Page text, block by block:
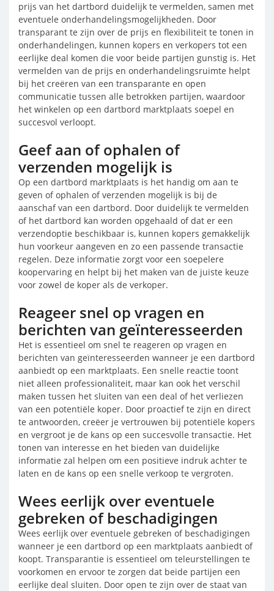
prijs van het dartbord duidelijk te vermelden, samen met
eventuele onderhandelingsmogelijkheden. Door
transparant te zijn over de prijs en flexibiliteit te tonen in
onderhandelingen, kunnen kopers en verkopers tot een
eerlijke deal komen die voor beide partijen gunstig is. Het
vermelden van de prijs en onderhandelingsruimte helpt
bij het creëren van een transparante en open
communicatie tussen alle betrokken partijen, waardoor
het winkelen op een dartbord marktplaats soepel en
succesvol verloopt.
Geef aan of ophalen of
verzenden mogelijk is
Op een dartbord marktplaats is het handig om aan te
geven of ophalen of verzenden mogelijk is bij de
aanschaf van een dartbord. Door duidelijk te vermelden
of het dartbord kan worden opgehaald of dat er een
verzendoptie beschikbaar is, kunnen kopers gemakkelijk
hun voorkeur aangeven en zo een passende transactie
regelen. Deze informatie zorgt voor een soepelere
koopervaring en helpt bij het maken van de juiste keuze
voor zowel de koper als de verkoper.
Reageer snel op vragen en
berichten van geïnteresseerden
Het is essentieel om snel te reageren op vragen en
berichten van geïnteresseerden wanneer je een dartbord
aanbiedt op een marktplaats. Een snelle reactie toont
niet alleen professionaliteit, maar kan ook het verschil
maken tussen het sluiten van een deal of het verliezen
van een potentiële koper. Door proactief te zijn en direct
te antwoorden, creëer je vertrouwen bij potentiële kopers
en vergroot je de kans op een succesvolle transactie. Het
tonen van interesse en het bieden van duidelijke
informatie zal helpen om een positieve indruk achter te
laten en de kans op een snelle verkoop te vergroten.
Wees eerlijk over eventuele
gebreken of beschadigingen
Wees eerlijk over eventuele gebreken of beschadigingen
wanneer je een dartbord op een marktplaats aanbiedt of
koopt. Transparantie is essentieel om teleurstellingen te
voorkomen en ervoor te zorgen dat beide partijen een
eerlijke deal sluiten. Door open te zijn over de staat van